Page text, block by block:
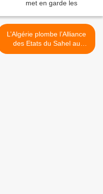
L’Algérie plombe l’Alliance
des Etats du Sahel au
Chantage ? (Cameroon